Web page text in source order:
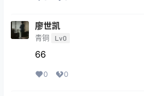
廖世凯
青铜 Lv0
66
0 0